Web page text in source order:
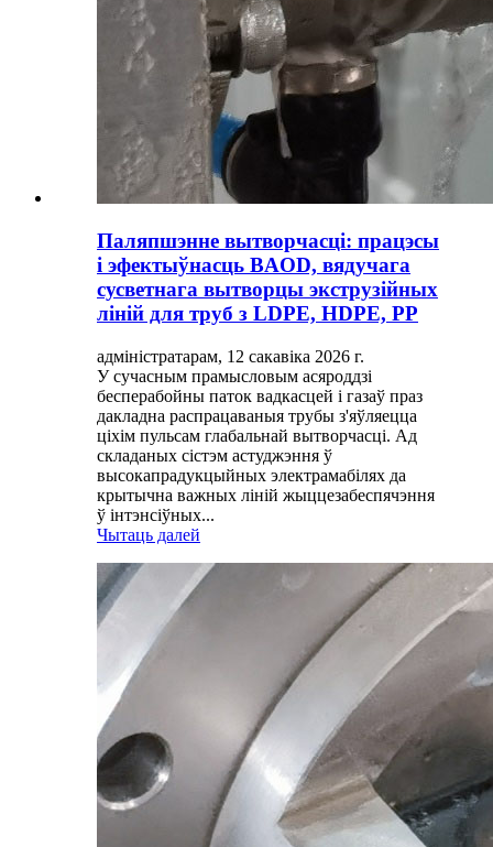
Паляпшэнне вытворчасці: працэсы
і эфектыўнасць BAOD, вядучага
сусветнага вытворцы экструзійных
ліній для труб з LDPE, HDPE, PP
адміністратарам, 12 сакавіка 2026 г.
У сучасным прамысловым асяроддзі
бесперабойны паток вадкасцей і газаў праз
дакладна распрацаваныя трубы з'яўляецца
ціхім пульсам глабальнай вытворчасці. Ад
складаных сістэм астуджэння ў
высокапрадукцыйных электрамабілях да
крытычна важных ліній жыццезабеспячэння
ў інтэнсіўных...
Чытаць далей